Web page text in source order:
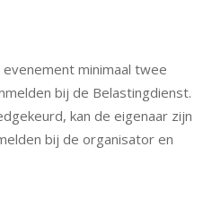
minimaal twee
bij de Belastingdienst.
kan de eigenaar zijn
bij de organisator en